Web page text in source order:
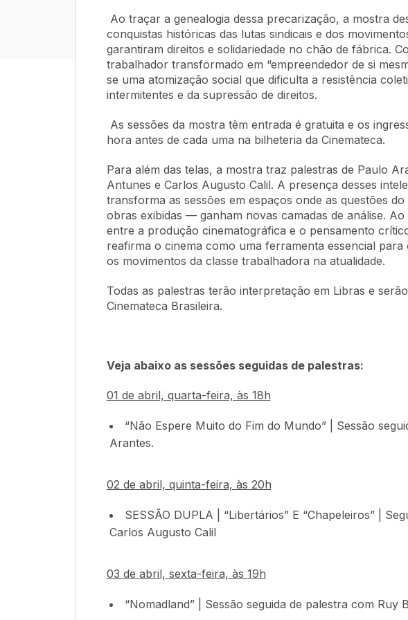
Ao traçar a genealogia dessa precarização, a mostra
conquistas históricas das lutas sindicais e dos
garantiram direitos e solidariedade no chão de fábrica.
trabalhador transformado em “empreendedor de si
se uma atomização social que dificulta a resistência
intermitentes e da supressão de direitos.
As sessões da mostra têm entrada é gratuita e os
hora antes de cada uma na bilheteria da Cinemateca.
Para além das telas, a mostra traz palestras de Paulo
Antunes e Carlos Augusto Calil. A presença desses
transforma as sessões em espaços onde as questões
obras exibidas — ganham novas camadas de análise.
entre a produção cinematográfica e o pensamento
reafirma o cinema como uma ferramenta essencial
os movimentos da classe trabalhadora na atualidade.
Todas as palestras terão interpretação em Libras e
Cinemateca Brasileira.
Veja abaixo as sessões seguidas de palestras:
01 de abril, quarta-feira, às 18h
“Não Espere Muito do Fim do Mundo” | Sessão
Arantes.
02 de abril, quinta-feira, às 20h
SESSÃO DUPLA | “Libertários” E “Chapeleiros” |
Carlos Augusto Calil
03 de abril, sexta-feira, às 19h
“Nomadland” | Sessão seguida de palestra com Ruy